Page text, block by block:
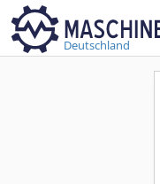
Deutschland